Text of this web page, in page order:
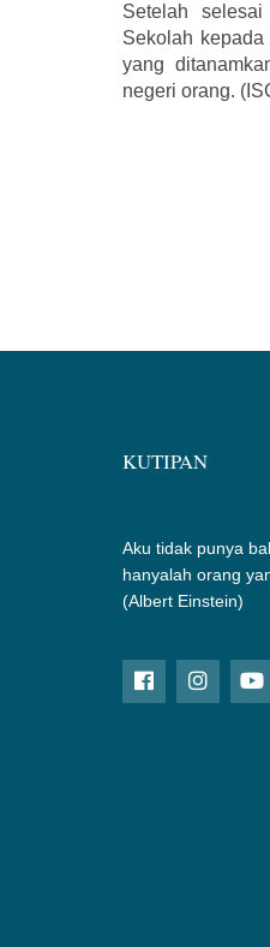
Setelah
Sekolah
yang
negeri orang.
KUTIPAN
Aku tidak punya
hanyalah orang
(Albert Einstein)